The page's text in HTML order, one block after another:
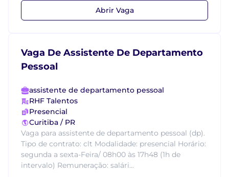
Abrir Vaga
Vaga De Assistente De Departamento
Pessoal
assistente de departamento pessoal
RHF Talentos
Presencial
Curitiba / PR
Vaga para assistente de departamento pessoal (dp).
Tipo de contrato: clt Modalidade: presencial Horário:
segunda a sexta-Feira/ 08h00 às 17h48 (1h de
intervalo) Remuneração: salári...